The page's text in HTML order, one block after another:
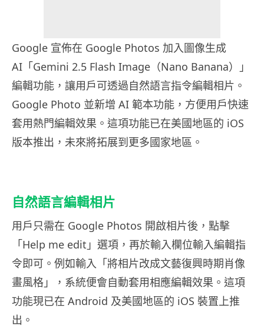
Google 宣佈在 Google Photos 加入圖像生成
AI「Gemini 2.5 Flash Image（Nano Banana）」
編輯功能，讓用戶可透過自然語言指令編輯相片。
Google Photo 並新增 AI 範本功能，方便用戶快速
套用熱門編輯效果。這項功能已在美國地區的 iOS
版本推出，未來將拓展到更多國家地區。
自然語言編輯相片
用戶只需在 Google Photos 開啟相片後，點擊
「Help me edit」選項，再於輸入欄位輸入編輯指
令即可。例如輸入「將相片改成文藝復興時期肖像
畫風格」，系統便會自動套用相應編輯效果。這項
功能現已在 Android 及美國地區的 iOS 裝置上推
出。